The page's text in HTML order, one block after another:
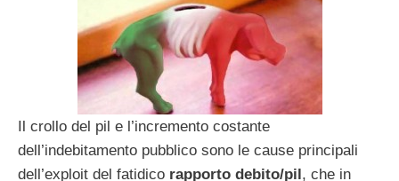
Il crollo del pil e l’incremento costante
dell’indebitamento pubblico sono le cause principali
dell’exploit del fatidico rapporto debito/pil , che in